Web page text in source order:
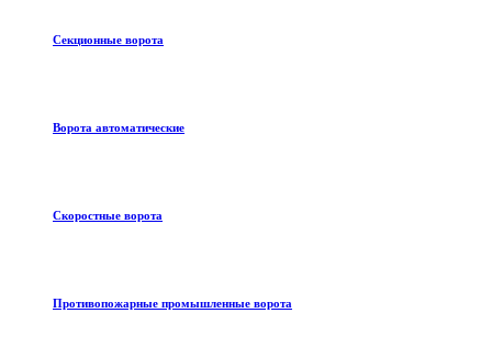
Секционные ворота
Ворота автоматические
Скоростные ворота
Противопожарные промышленные ворота